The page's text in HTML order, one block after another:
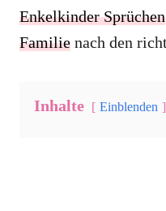
Enkelkinder Sprüchen
Familie nach den
Inhalte Einblenden